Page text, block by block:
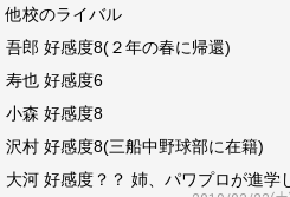
他校のライバル
吾郎 好感度8(２年の春に帰還)
寿也 好感度6
小森 好感度8
沢村 好感度8(三船中野球部に在籍)
大河 好感度？？ 姉、パワプロが進学